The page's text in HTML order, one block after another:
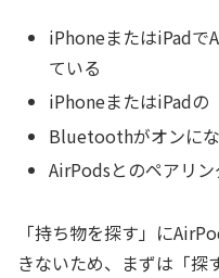
iPhoneまたはiPadで
ている
iPhoneまたはiPadの
Bluetoothがオンに
AirPodsとのペアリ
「持ち物を探す」に
きないため、まずは「探